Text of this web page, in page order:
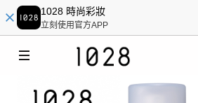
1028 時尚彩妝
立刻使用官方APP